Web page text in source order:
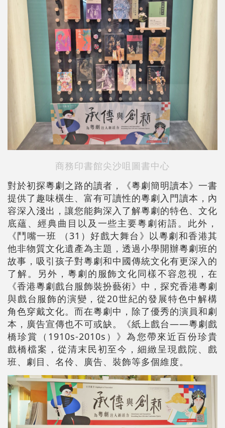
商務印書館尖沙咀圖書中心
對於初探粵劇之路的讀者，《粵劇簡明讀本》一書
提供了趣味橫生、富有可讀性的粵劇入門讀本，內
容深入淺出，讓您能夠深入了解粵劇的特色、文化
底蘊、經典曲目以及一些主要粵劇術語。此外，
《鬥嘴一班 （31）好戲大舞台》以粵劇和香港其
他非物質文化遺產為主題，透過小學開辦粵劇班的
故事，吸引孩子對粵劇和中國傳統文化有更深入的
了解。另外，粵劇的服飾文化同樣不容忽視，在
《香港粵劇戲台服飾裝扮藝術》中，探究香港粵劇
與戲台服飾的演變，從20世紀的發展特色中解構
角色穿戴文化。而在粵劇中，除了優秀的演員和劇
本，廣告宣傳也不可或缺。《紙上戲台——粵劇戲
橋珍賞（1910s-2010s）》為您帶來近百份珍貴
戲橋檔案，從清末民初至今，細緻呈現戲院、戲
班、劇目、名伶、廣告、裝飾等多個維度。